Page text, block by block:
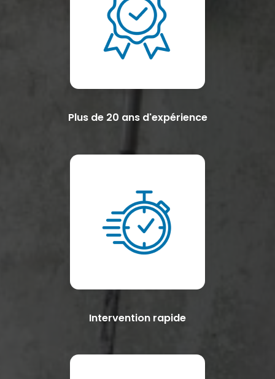
Plus de 20 ans d'expérience
Intervention rapide